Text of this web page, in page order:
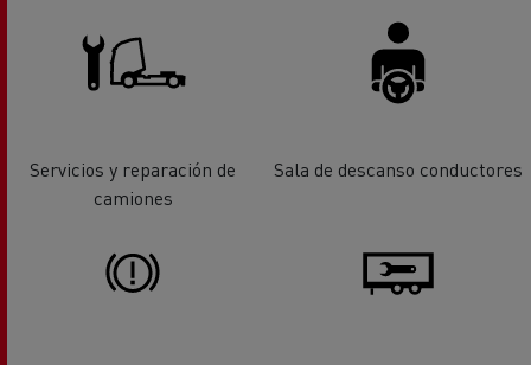
Servicios y reparación de
camiones
Sala de descanso conductores